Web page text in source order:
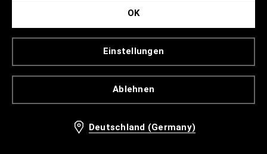
Ablehnen
Einstellungen
OK
Deutschland (Germany)